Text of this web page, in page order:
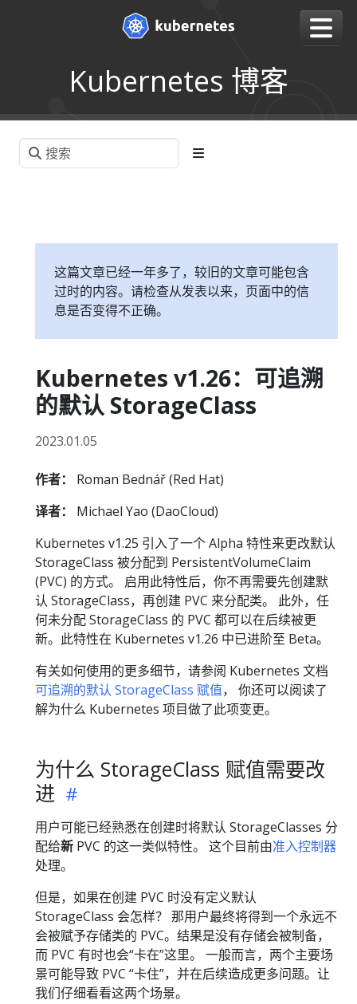
Kubernetes 博客
这篇文章已经一年多了，较旧的文章可能包含
过时的内容。请检查从发表以来，页面中的信
息是否变得不正确。
Kubernetes v1.26：可追溯
的默认 StorageClass
2023.01.05
作者：
Roman Bednář (Red Hat)
译者：
Michael Yao (DaoCloud)
Kubernetes v1.25 引入了一个 Alpha 特性来更改默认
StorageClass 被分配到 PersistentVolumeClaim
(PVC) 的方式。 启用此特性后，你不再需要先创建默
认 StorageClass，再创建 PVC 来分配类。 此外，任
何未分配 StorageClass 的 PVC 都可以在后续被更
新。此特性在 Kubernetes v1.26 中已进阶至 Beta。
有关如何使用的更多细节，请参阅 Kubernetes 文档
可追溯的默认 StorageClass 赋值， 你还可以阅读了
解为什么 Kubernetes 项目做了此项变更。
为什么 StorageClass 赋值需要改
进
用户可能已经熟悉在创建时将默认 StorageClasses 分
配给新 PVC 的这一类似特性。 这个目前由准入控制器
处理。
但是，如果在创建 PVC 时没有定义默认
StorageClass 会怎样？ 那用户最终将得到一个永远不
会被赋予存储类的 PVC。结果是没有存储会被制备，
而 PVC 有时也会“卡在”这里。 一般而言，两个主要场
景可能导致 PVC “卡住”，并在后续造成更多问题。让
我们仔细看看这两个场景。